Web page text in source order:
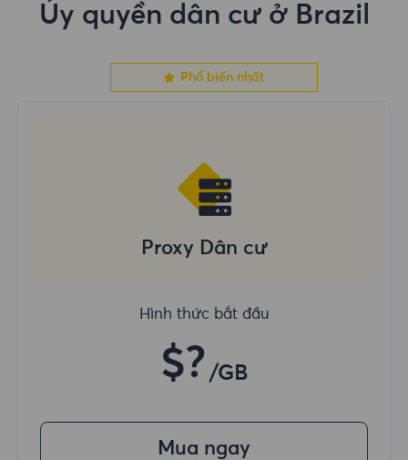
Ủy quyền dân cư ở Brazil
Phổ biến nhất
Proxy Dân cư
Hình thức bắt đầu
$? /GB
Mua ngay